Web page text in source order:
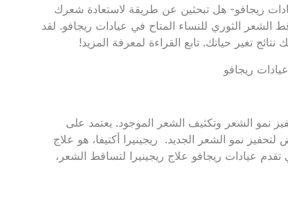
ريجافو- هل تبحثين عن طريقة لاستعادة شعرك
الشعر الثوري للنساء المتاح في عيادات ريجافو. لقد
تغير حياتك. تابع القراءة لمعرفة المزيد!
نمو الشعر وتكثيف الشعر الموجود. يعتمد على
نمو الشعر الجديد. ريجينيرا أكتيفا، هو علاج
عيادات ريجافو علاج ريجينيرا لتساقط الشعر،